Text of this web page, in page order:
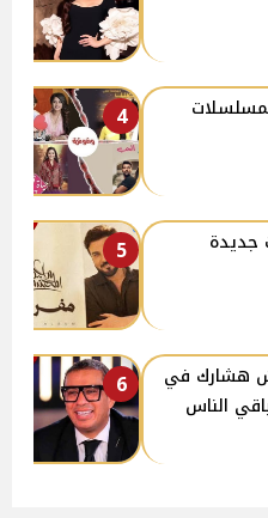
4
5
5 أغنيات جديدة
6
هشارك في
الناس